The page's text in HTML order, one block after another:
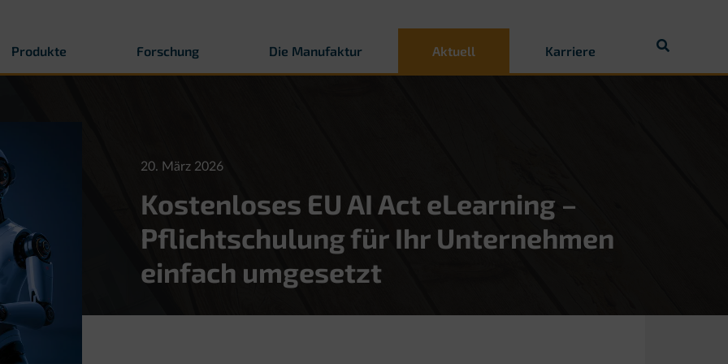
Produkte Forschung Die Manufaktur Aktuell Karriere
20. März 2026
Kostenloses EU AI Act eLearning –
Pflichtschulung für Ihr Unternehmen
einfach umgesetzt